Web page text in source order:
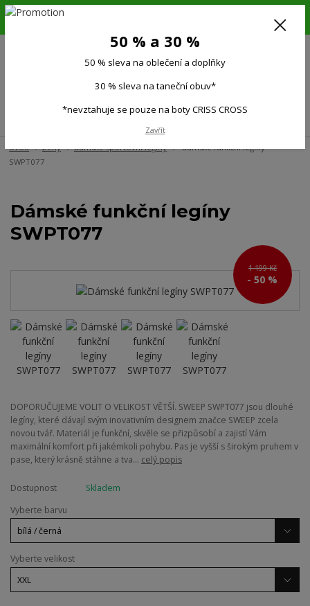
6.-16.8.26. DOVOLENÁ !!! 50 % SLEVA na všechno oblečení a doplňky !!!
(Po-Pá 9:00-15.00)
Úvod Ženy Dámské sportovní legíny
Dámské funkční legíny
SWPT077
Dámské funkční legíny
SWPT077
1 199 Kč
- 50 %
DOPORUČUJEME VOLIT O VELIKOST VĚTŠÍ. SWEEP SWPT077 jsou dlouhé
legíny, které dávají svým inovativním designem značce SWEEP zcela
novou tvář. Materiál je funkční, skvěle se přizpůsobí a zajistí Vám
maximální komfort při jakémkoli pohybu. Pas je vyšší s širokým pruhem v
pase, který krásně stáhne a tva... celý popis
Dostupnost
Skladem
Vyberte barvu
Vyberte velikost
50 % a 30 %
50 % sleva na oblečení a doplňky
30 % sleva na taneční obuv*
*nevztahuje se pouze na boty CRISS CROSS
Zavřít